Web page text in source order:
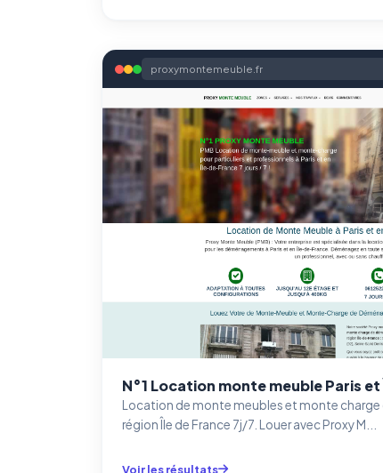
proxymontemeuble.fr
N°1 Location monte meuble Paris
Location de monte meubles et monte charge
région Île de France 7j/7. Louer avec Proxy M...
Voir les résultats